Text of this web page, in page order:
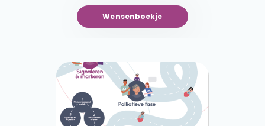
Wensenboekje